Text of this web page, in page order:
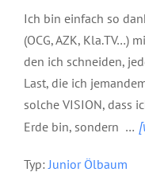
Ich bin einfach so
(OCG, AZK, Kla.TV…)
den ich schneiden,
Last, die ich
solche VISION, dass
Erde bin, sondern …
Typ: Junior Ölbaum